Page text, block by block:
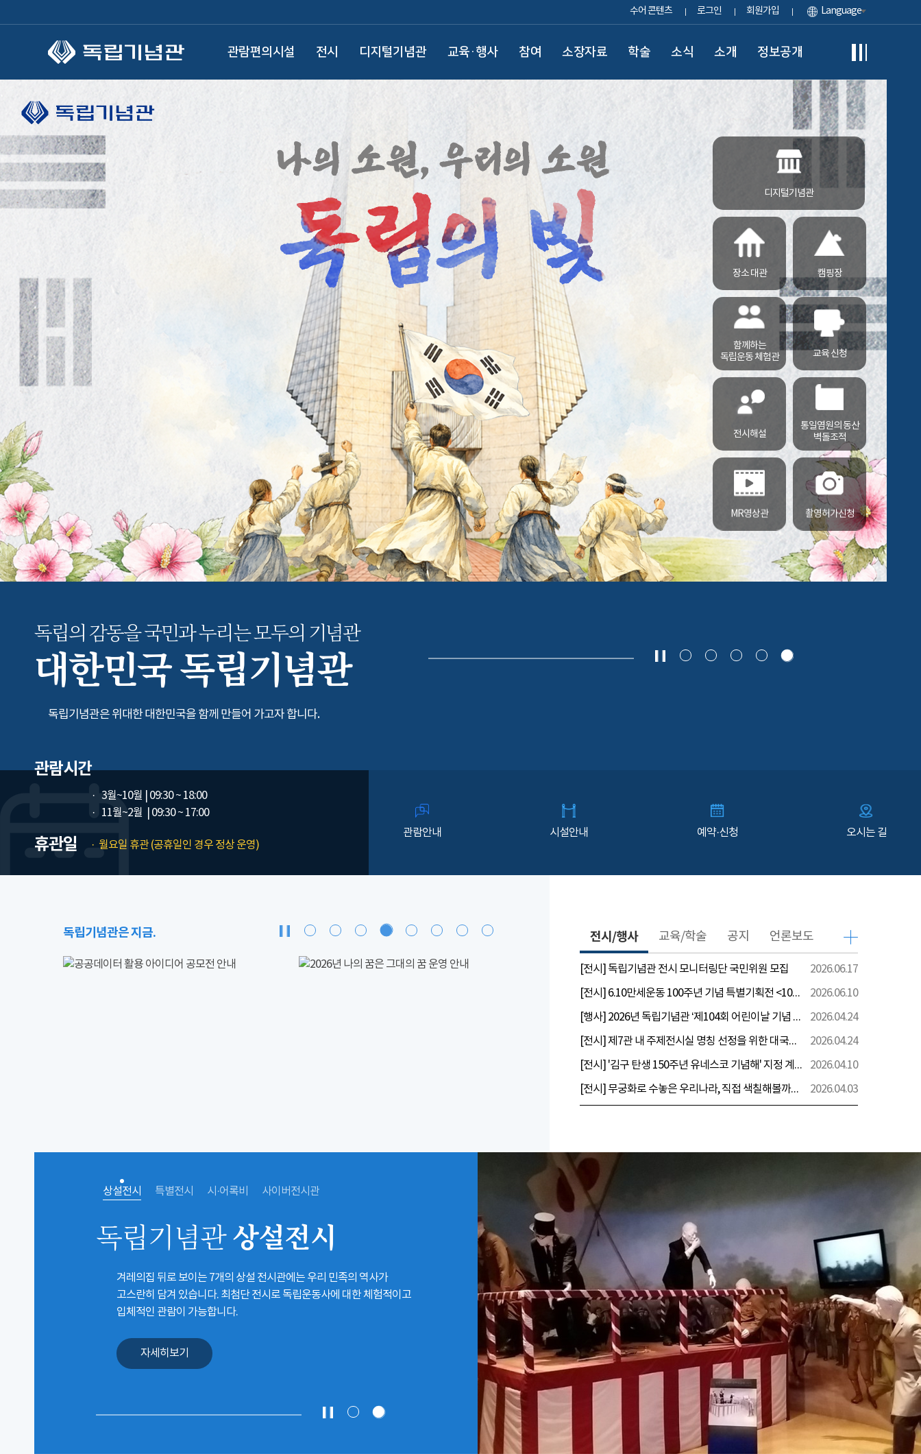
수어 콘텐츠 로그인 회원가입 Language
관람편의시설 전시 디지털기념관 교육·행사 참여 소장자료 학술 소식 소개 정보공개
디지털기념관
장소 대관 캠핑장
함께하는
독립운동 체험관
교육 신청
전시해설
통일염원의 동산
벽돌조적
MR영상관 촬영허가신청
독립의 감동을 국민과 누리는모두의 기념관
대한민국 독립기념관
독립기념관은 위대한 대한민국을 함께 만들어 가고자 합니다.
관람시간
3월~10월
| 09:30 ~ 18:00
11월~2월
| 09:30 ~ 17:00
휴관일 월요일 휴관 (공휴일인 경우 정상 운영)
관람안내 시설안내 예약·신청 오시는 길
독립기념관은 지금. 전시/행사
[전시] 독립기념관 전시 모니터링단 국민위원 모집
2026.06.17
[전시] 6.10만세운동 100주년 기념 특별기획전 <100년 전 그날을 보다: 6.10만세운동>
2026.06.10
[행사] 2026년 독립기념관 ‘제104회 어린이날 기념 행사’ 안내
2026.04.24
[전시] 제7관 내 주제전시실 명칭 선정을 위한 대국민 의견 수렴 실시
2026.04.24
[전시] '김구 탄생 150주년 유네스코 기념해' 지정 계기 AI영상 국민공모 개최 안내
2026.04.10
[전시] 무궁화로 수놓은 우리나라, 직접 색칠해볼까요?
2026.04.03
교육/학술 공지 언론보도
상설전시 특별전시 시·어록비 사이버전시관
독립기념관상설전시
겨레의집 뒤로 보이는 7개의 상설 전시관에는 우리 민족의 역사가
고스란히 담겨 있습니다. 최첨단 전시로 독립운동사에 대한 체험적이고
입체적인 관람이 가능합니다.
자세히보기